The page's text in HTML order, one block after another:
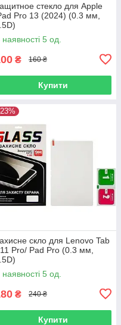
стекло для Apple
Pro 13 (2024) (0.3 мм,
наявності 5 од.
₴ 160 ₴
Купити
скло для Lenovo Tab
Pro/ Pad Pro (0.3 мм,
наявності 5 од.
₴ 240 ₴
Купити